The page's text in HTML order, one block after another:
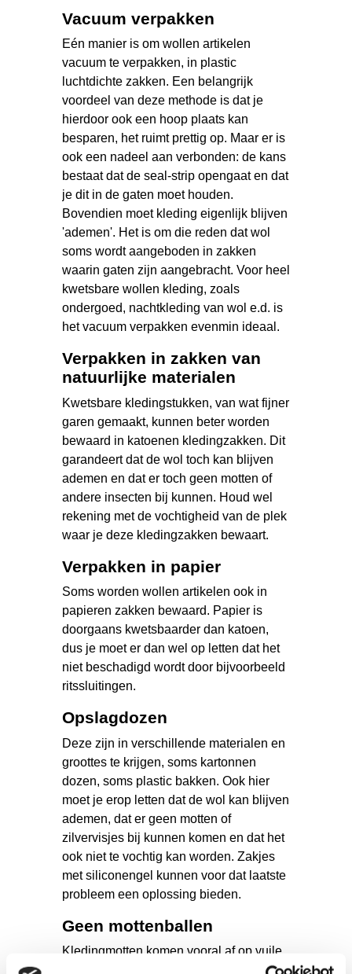
Vacuum verpakken
Eén manier is om wollen artikelen
vacuum te verpakken, in plastic
luchtdichte zakken. Een belangrijk
voordeel van deze methode is dat je
hierdoor ook een hoop plaats kan
besparen, het ruimt prettig op. Maar er is
ook een nadeel aan verbonden: de kans
bestaat dat de seal-strip opengaat en dat
je dit in de gaten moet houden.
Bovendien moet kleding eigenlijk blijven
'ademen'. Het is om die reden dat wol
soms wordt aangeboden in zakken
waarin gaten zijn aangebracht. Voor heel
kwetsbare wollen kleding, zoals
ondergoed, nachtkleding van wol e.d. is
het vacuum verpakken evenmin ideaal.
Verpakken in zakken van
natuurlijke materialen
Kwetsbare kledingstukken, van wat fijner
garen gemaakt, kunnen beter worden
bewaard in katoenen kledingzakken. Dit
garandeert dat de wol toch kan blijven
ademen en dat er toch geen motten of
andere insecten bij kunnen. Houd wel
rekening met de vochtigheid van de plek
waar je deze kledingzakken bewaart.
Verpakken in papier
Soms worden wollen artikelen ook in
papieren zakken bewaard. Papier is
doorgaans kwetsbaarder dan katoen,
dus je moet er dan wel op letten dat het
niet beschadigd wordt door bijvoorbeeld
ritssluitingen.
Opslagdozen
Deze zijn in verschillende materialen en
groottes te krijgen, soms kartonnen
dozen, soms plastic bakken. Ook hier
moet je erop letten dat de wol kan blijven
ademen, dat er geen motten of
zilvervisjes bij kunnen komen en dat het
ook niet te vochtig kan worden. Zakjes
met siliconengel kunnen voor dat laatste
probleem een oplossing bieden.
Geen mottenballen
Kledingmotten komen vooral af op vuile